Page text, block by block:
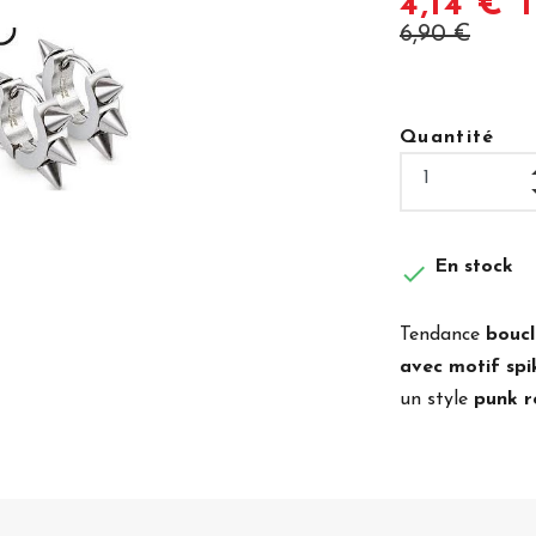
6,90 €
Quantité
 En stock
Tendance
avec motif
un style punk